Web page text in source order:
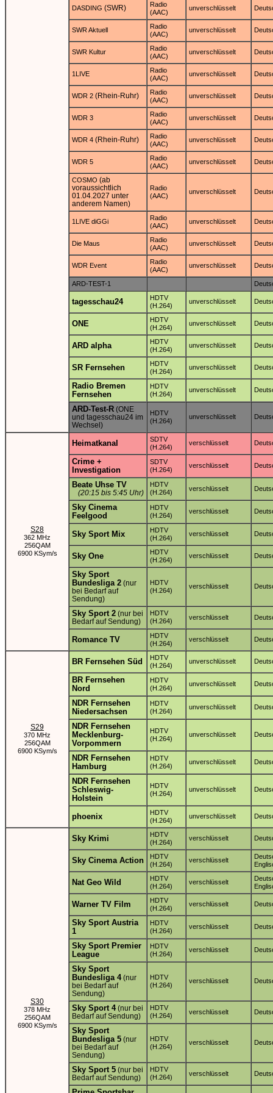
DASDING (SWR)
Radio
(AAC)
unverschlüsselt
SWR Aktuell
Radio
(AAC)
unverschlüsselt
SWR Kultur
Radio
(AAC)
unverschlüsselt
1LIVE
Radio
(AAC)
unverschlüsselt
WDR 2 (Rhein-Ruhr)
Radio
(AAC)
unverschlüsselt
WDR 3
Radio
(AAC)
unverschlüsselt
WDR 4 (Rhein-Ruhr)
Radio
(AAC)
unverschlüsselt
WDR 5
Radio
(AAC)
unverschlüsselt
COSMO (ab
voraussichtlich
01.04.2027 unter
anderem Namen)
Radio
(AAC)
unverschlüsselt
1LIVE diGGi
Radio
(AAC)
unverschlüsselt
Die Maus
Radio
(AAC)
unverschlüsselt
WDR Event
Radio
(AAC)
unverschlüsselt
ARD-TEST-1
tagesschau24
HDTV
(H.264)
unverschlüsselt
ONE
HDTV
(H.264)
unverschlüsselt
ARD alpha
HDTV
(H.264)
unverschlüsselt
SR Fernsehen
HDTV
(H.264)
unverschlüsselt
Radio Bremen
Fernsehen
HDTV
(H.264)
unverschlüsselt
ARD-Test-R (ONE
und tagesschau24 im
Wechsel)
HDTV
(H.264)
unverschlüsselt
S28
362 MHz
256QAM
6900 KSym/s
Heimatkanal
SDTV
(H.264)
verschlüsselt
Crime +
Investigation
SDTV
(H.264)
verschlüsselt
Beate Uhse TV
(20:15 bis 5:45 Uhr)
HDTV
(H.264)
verschlüsselt
Sky Cinema
Feelgood
HDTV
(H.264)
verschlüsselt
Sky Sport Mix
HDTV
(H.264)
verschlüsselt
Sky One
HDTV
(H.264)
verschlüsselt
Sky Sport
Bundesliga 2 (nur
bei Bedarf auf
Sendung)
HDTV
(H.264)
verschlüsselt
Sky Sport 2 (nur bei
Bedarf auf Sendung)
HDTV
(H.264)
verschlüsselt
Romance TV
HDTV
(H.264)
verschlüsselt
S29
370 MHz
256QAM
6900 KSym/s
BR Fernsehen Süd
HDTV
(H.264)
unverschlüsselt
BR Fernsehen
Nord
HDTV
(H.264)
unverschlüsselt
NDR Fernsehen
Niedersachsen
HDTV
(H.264)
unverschlüsselt
NDR Fernsehen
Mecklenburg-
Vorpommern
HDTV
(H.264)
unverschlüsselt
NDR Fernsehen
Hamburg
HDTV
(H.264)
unverschlüsselt
NDR Fernsehen
Schleswig-
Holstein
HDTV
(H.264)
unverschlüsselt
phoenix
HDTV
(H.264)
unverschlüsselt
S30
378 MHz
256QAM
6900 KSym/s
Sky Krimi
HDTV
(H.264)
verschlüsselt
Sky Cinema Action
HDTV
(H.264)
verschlüsselt
Nat Geo Wild
HDTV
(H.264)
verschlüsselt
Warner TV Film
HDTV
(H.264)
verschlüsselt
Sky Sport Austria
1
HDTV
(H.264)
verschlüsselt
Sky Sport Premier
League
HDTV
(H.264)
verschlüsselt
Sky Sport
Bundesliga 4(nur
bei Bedarf auf
Sendung)
HDTV
(H.264)
verschlüsselt
Sky Sport 4(nur bei
Bedarf auf Sendung)
HDTV
(H.264)
verschlüsselt
Sky Sport
Bundesliga 5 (nur
bei Bedarf auf
Sendung)
HDTV
(H.264)
verschlüsselt
Sky Sport 5 (nur bei
Bedarf auf Sendung)
HDTV
(H.264)
verschlüsselt